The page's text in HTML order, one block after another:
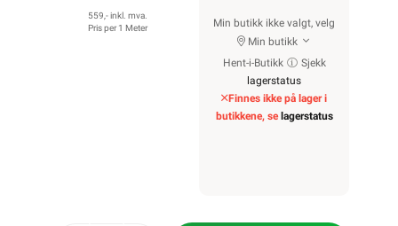
559,- inkl. mva.
Pris per 1 Meter
Min butikk ikke valgt, velg
Min butikk
Hent-i-Butikk
Sjekk
lagerstatus
Finnes ikke på lager i
butikkene, se lagerstatus